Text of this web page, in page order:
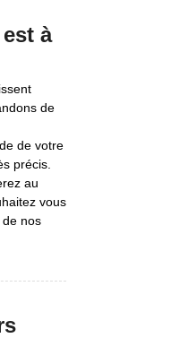
à
de
de votre
précis.
au
vous
nos